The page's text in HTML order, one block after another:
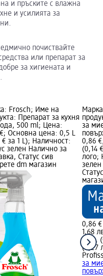
и пръските с влажна
и усилията за
почиствайте
или препарат за
за хигиената и
Frosch; Име на
Препарат за кухня
500 ml; Цена:
Основна цена: 0,5 L
€ за 1 L); Наличност:
зелен Налично за
Статус сив
dm магазин
за
0,86
(0,14
лого;
0,86 €
1,68
6 бр.
(0,27
за